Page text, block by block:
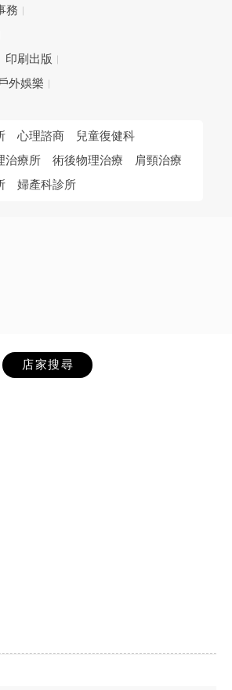
務
印刷出版
外娛樂
心理諮商
兒童復健科
治療所 術後物理治療
肩頸治療
婦產科診所